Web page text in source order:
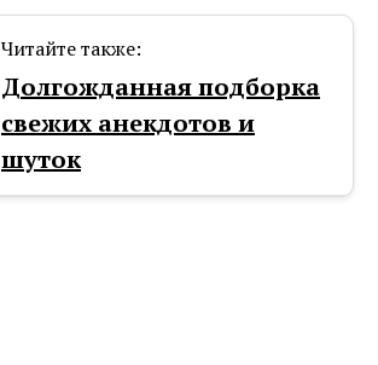
Читайте также:
Долгожданная подборка
свежих анекдотов и
шуток